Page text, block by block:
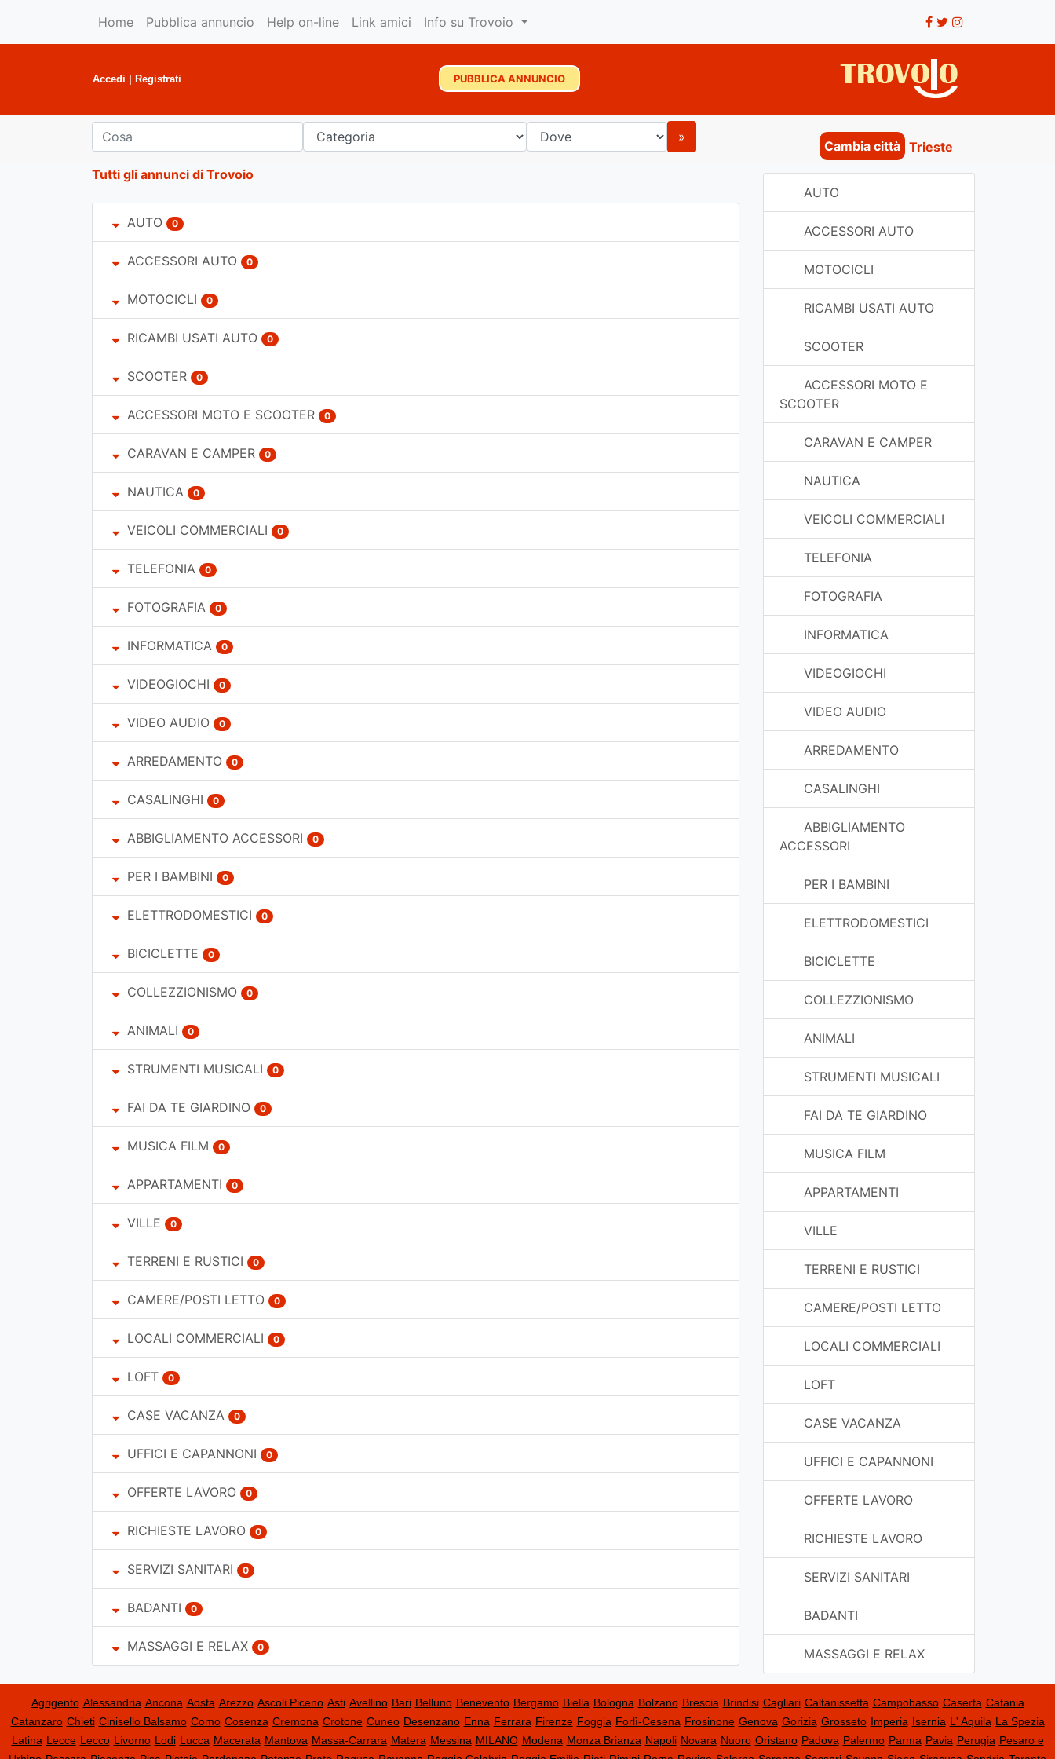
Home Pubblica annuncio Help on-line Link amici Info su Trovoio
Accedi Registrati PUBBLICA ANNUNCIO
»
Cambia città Trieste
Tutti gli annunci di Trovoio
AUTO 0
ACCESSORI AUTO 0
MOTOCICLI 0
RICAMBI USATI AUTO 0
SCOOTER 0
ACCESSORI MOTO E SCOOTER 0
CARAVAN E CAMPER 0
NAUTICA 0
VEICOLI COMMERCIALI 0
TELEFONIA 0
FOTOGRAFIA 0
INFORMATICA 0
VIDEOGIOCHI 0
VIDEO AUDIO 0
ARREDAMENTO 0
CASALINGHI 0
ABBIGLIAMENTO ACCESSORI 0
PER I BAMBINI 0
ELETTRODOMESTICI 0
BICICLETTE 0
COLLEZZIONISMO 0
ANIMALI 0
STRUMENTI MUSICALI 0
FAI DA TE GIARDINO 0
MUSICA FILM 0
APPARTAMENTI 0
VILLE 0
TERRENI E RUSTICI 0
CAMERE/POSTI LETTO 0
LOCALI COMMERCIALI 0
LOFT 0
CASE VACANZA 0
UFFICI E CAPANNONI 0
OFFERTE LAVORO 0
RICHIESTE LAVORO 0
SERVIZI SANITARI 0
BADANTI 0
MASSAGGI E RELAX 0
AUTO
ACCESSORI AUTO
MOTOCICLI
RICAMBI USATI AUTO
SCOOTER
ACCESSORI MOTO E
SCOOTER
CARAVAN E CAMPER
NAUTICA
VEICOLI COMMERCIALI
TELEFONIA
FOTOGRAFIA
INFORMATICA
VIDEOGIOCHI
VIDEO AUDIO
ARREDAMENTO
CASALINGHI
ABBIGLIAMENTO
ACCESSORI
PER I BAMBINI
ELETTRODOMESTICI
BICICLETTE
COLLEZZIONISMO
ANIMALI
STRUMENTI MUSICALI
FAI DA TE GIARDINO
MUSICA FILM
APPARTAMENTI
VILLE
TERRENI E RUSTICI
CAMERE/POSTI LETTO
LOCALI COMMERCIALI
LOFT
CASE VACANZA
UFFICI E CAPANNONI
OFFERTE LAVORO
RICHIESTE LAVORO
SERVIZI SANITARI
BADANTI
MASSAGGI E RELAX
Agrigento Alessandria Ancona Aosta Arezzo Ascoli Piceno Asti Avellino Bari Belluno Benevento Bergamo Biella Bologna Bolzano Brescia Brindisi Cagliari Caltanissetta Campobasso Caserta Catania
Catanzaro Chieti Cinisello Balsamo Como Cosenza Cremona Crotone Cuneo Desenzano Enna Ferrara Firenze Foggia Forlì-Cesena Frosinone Genova Gorizia Grosseto Imperia Isernia L' Aquila La Spezia
Latina Lecce Lecco Livorno Lodi Lucca Macerata Mantova Massa-Carrara Matera Messina MILANO Modena Monza Brianza Napoli Novara Nuoro Oristano Padova Palermo Parma Pavia Perugia Pesaro e